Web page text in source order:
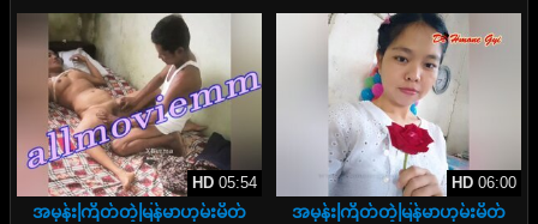
HD05:54
အမုန်းကြိတ်တဲ့မြန်မာဟုမ်းမိတ်
HD06:00
အမုန်းကြိတ်တဲ့မြန်မာဟုမ်းမိတ်